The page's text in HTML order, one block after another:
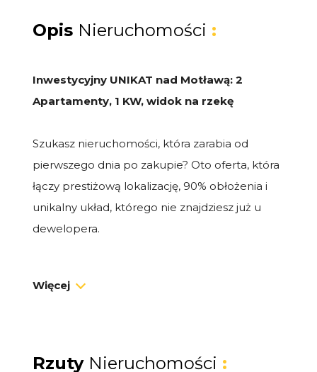
Opis Nieruchomości :
Inwestycyjny UNIKAT nad Motławą: 2
Apartamenty, 1 KW, widok na rzekę
Szukasz nieruchomości, która zarabia od
pierwszego dnia po zakupie? Oto oferta, która
łączy prestiżową lokalizację, 90% obłożenia i
unikalny układ, którego nie znajdziesz już u
dewelopera.
Prestiżowy apartamentowiec z 2023 roku
sercu Starego Miasta. Idealny balans między
Więcej
Rzuty Nieruchomości :